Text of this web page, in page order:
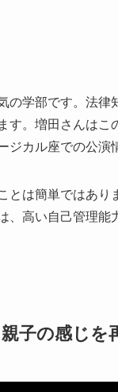
の学部です。法律
す。増田さんはこ
カル座での公演
とは簡単ではあり
、高い自己管理能
子の感じを